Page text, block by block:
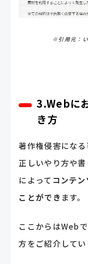
※引用元：
3.Webに
き方
著作権侵害になる
正しいやり方や
によって コンテ
ことができ ます。
ここからはWeb
方をご紹介してい